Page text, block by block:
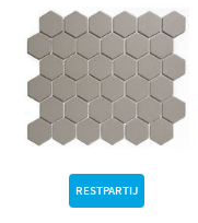
RESTPARTIJ